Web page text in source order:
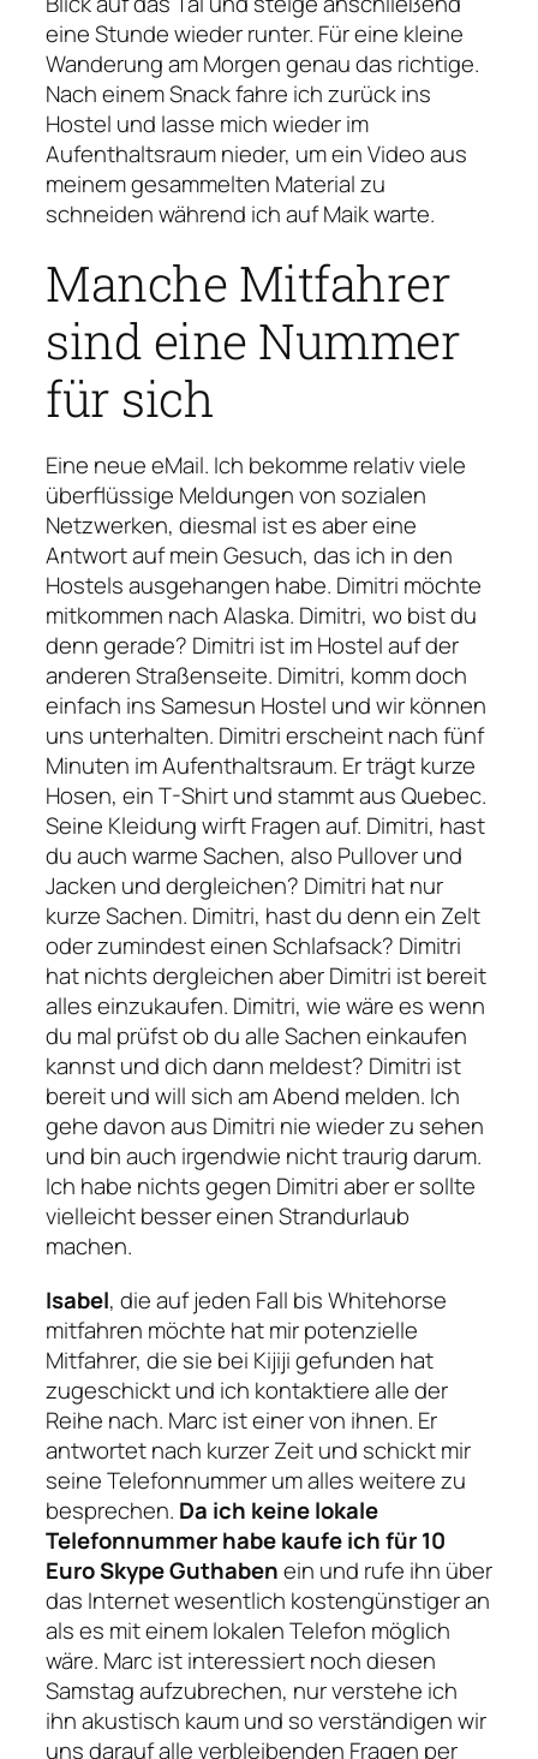
eine Stunde wieder runter. Für eine kleine
Wanderung am Morgen genau das richtige.
Nach einem Snack fahre ich zurück ins
Hostel und lasse mich wieder im
Aufenthaltsraum nieder, um ein Video aus
meinem gesammelten Material zu
schneiden während ich auf Maik warte.
Manche Mitfahrer
sind eine Nummer
für sich
Eine neue eMail. Ich bekomme relativ viele
überflüssige Meldungen von sozialen
Netzwerken, diesmal ist es aber eine
Antwort auf mein Gesuch, das ich in den
Hostels ausgehangen habe. Dimitri möchte
mitkommen nach Alaska. Dimitri, wo bist du
denn gerade? Dimitri ist im Hostel auf der
anderen Straßenseite. Dimitri, komm doch
einfach ins Samesun Hostel und wir können
uns unterhalten. Dimitri erscheint nach fünf
Minuten im Aufenthaltsraum. Er trägt kurze
Hosen, ein T-Shirt und stammt aus Quebec.
Seine Kleidung wirft Fragen auf. Dimitri, hast
du auch warme Sachen, also Pullover und
Jacken und dergleichen? Dimitri hat nur
kurze Sachen. Dimitri, hast du denn ein Zelt
oder zumindest einen Schlafsack? Dimitri
hat nichts dergleichen aber Dimitri ist bereit
alles einzukaufen. Dimitri, wie wäre es wenn
du mal prüfst ob du alle Sachen einkaufen
kannst und dich dann meldest? Dimitri ist
bereit und will sich am Abend melden. Ich
gehe davon aus Dimitri nie wieder zu sehen
und bin auch irgendwie nicht traurig darum.
Ich habe nichts gegen Dimitri aber er sollte
vielleicht besser einen Strandurlaub
machen.
Isabel, die auf jeden Fall bis Whitehorse
mitfahren möchte hat mir potenzielle
Mitfahrer, die sie bei Kijiji gefunden hat
zugeschickt und ich kontaktiere alle der
Reihe nach. Marc ist einer von ihnen. Er
antwortet nach kurzer Zeit und schickt mir
seine Telefonnummer um alles weitere zu
besprechen. Da ich keine lokale
Telefonnummer habe kaufe ich für 10
Euro Skype Guthabenein und rufe ihn über
das Internet wesentlich kostengünstiger an
als es mit einem lokalen Telefon möglich
wäre. Marc ist interessiert noch diesen
Samstag aufzubrechen, nur verstehe ich
ihn akustisch kaum und so verständigen wir
uns darauf alle verbleibenden Fragen per